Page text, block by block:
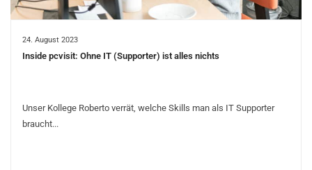
24. August 2023
Inside pcvisit: Ohne IT (Supporter) ist alles nichts
Unser Kollege Roberto verrät, welche Skills man als IT Supporter
braucht...